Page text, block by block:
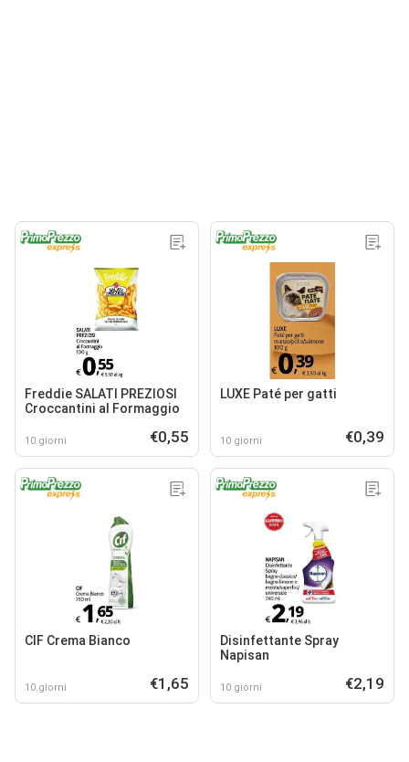
Freddie SALATI PREZIOSI
Croccantini al Formaggio
10 giorni €0,55
LUXE Paté per gatti
10 giorni €0,39
CIF Crema Bianco
10 giorni €1,65
Disinfettante Spray
Napisan
10 giorni €2,19